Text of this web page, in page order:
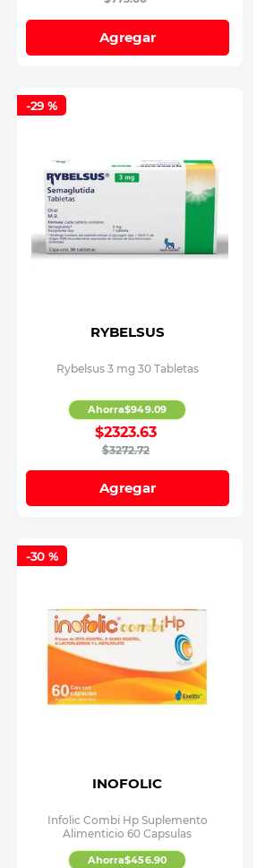
Agregar
-29 %
RYBELSUS
Rybelsus 3 mg 30 Tabletas
$3272.72
$2323.63
Ahorra$949.09
Agregar
-30 %
INOFOLIC
Infolic Combi Hp Suplemento
Alimenticio 60 Capsulas
Ahorra$456.90